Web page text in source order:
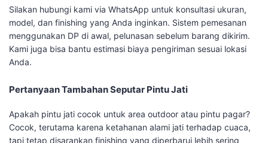
Silakan hubungi kami via WhatsApp untuk konsultasi ukuran,
model, dan finishing yang Anda inginkan. Sistem pemesanan
menggunakan DP di awal, pelunasan sebelum barang dikirim.
Kami juga bisa bantu estimasi biaya pengiriman sesuai lokasi
Anda.
Pertanyaan Tambahan Seputar Pintu Jati
Apakah pintu jati cocok untuk area outdoor atau pintu pagar?
Cocok, terutama karena ketahanan alami jati terhadap cuaca,
tapi tetap disarankan finishing yang diperbarui lebih sering